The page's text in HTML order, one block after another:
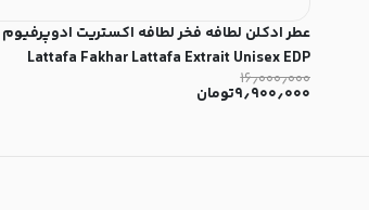
عطر ادکلن لطافه فخر لطافه اکستریت ادوپرفیوم
Lattafa Fakhar Lattafa Extrait Unisex EDP
۱۶٫۰۰۰٫۰۰۰
۹٫۹۰۰٫۰۰۰تومان